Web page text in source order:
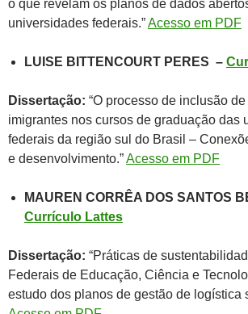
o que revelam os planos de dados
universidades federais.”Acesso em PDF
LUISE BITTENCOURT PERES –
Dissertação: “O processo de inclusão
imigrantes nos cursos de graduação das
federais da região sul do Brasil –
e desenvolvimento.”Acesso em PDF
MAUREN CORRÊA DOS SANTOS
Currículo Lattes
Dissertação: “Práticas de
Federais de Educação, Ciência e
estudo dos planos de gestão de logística